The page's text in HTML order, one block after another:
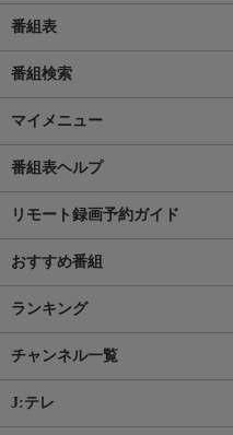
番組表
番組検索
マイメニュー
番組表ヘルプ
リモート録画予約ガイド
おすすめ番組
ランキング
チャンネル一覧
J:テレ